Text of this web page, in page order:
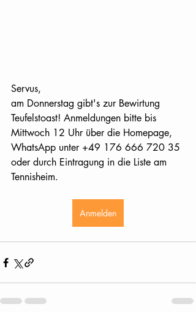
Servus,
am Donnerstag gibt's zur Bewirtung
Teufelstoast! Anmeldungen bitte bis
Mittwoch 12 Uhr über die Homepage,
WhatsApp unter +49 176 666 720 35
oder durch Eintragung in die Liste am
Tennisheim.
Anmelden